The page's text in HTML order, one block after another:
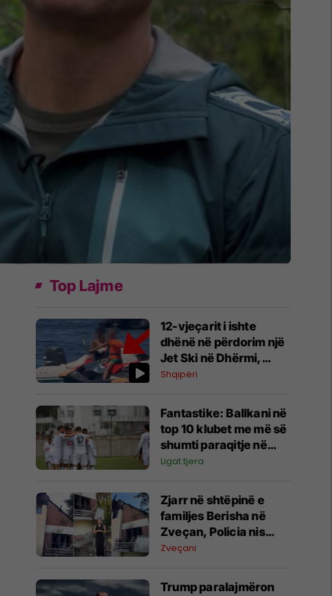
Top Lajme
12-vjeçarit i ishte
dhënë në përdorim një
Jet Ski në Dhërmi,
reagon ministri
Shqipëri
Fantastike: Ballkani në
top 10 klubet me më së
shumti paraqitje në
historinë e Ligës së
Ligat tjera
Zjarr në shtëpinë e
familjes Berisha në
Zveçan, Policia nis
hetimet për zjarrvënie
Zveçani
Trump paralajmëron